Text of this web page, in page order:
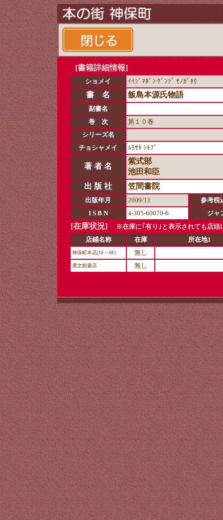
[書籍詳細情報]
ショメイ ｲｲｼﾞﾏﾎﾞﾝ ｹﾞﾝｼﾞ ﾓﾉｶﾞﾀﾘ
書 名 飯島本源氏物語
副書名
巻 次
第１０巻
シリーズ名
チョシャメイ
ﾑﾗｻｷ ｼｷﾌﾞ
著 者 名
紫式部
池田和臣
出 版 社
笠間書院
出版年月 2009/11
参考税
I S B N
4-305-60070-6 ジャ
[在庫状況]
※在庫に｢有り｣と表示されても店頭
店鋪名称
在庫 所在地1
神保町本店(1F～6F) 無し
廣文館書店 無し